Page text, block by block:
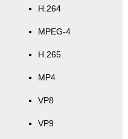
H.264
MPEG-4
H.265
MP4
VP8
VP9